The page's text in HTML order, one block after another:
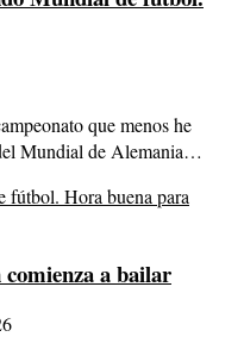
que menos he
Mundial de Alemania…
a bailar